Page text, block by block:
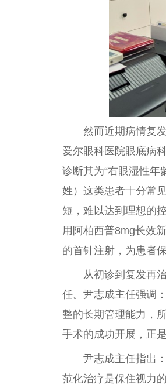
然而近期病情复
爱尔眼科医院眼底病
诊断其为“右眼湿性年
姓）这类患者十分常
短，难以达到理想的
用阿柏西普8mg长效
的首针注射，为患者
从初诊到复发再
任。尹志成主任强调
整的长期管理能力，
手术的成功开展，正
尹志成主任指出
范化治疗是保住视力